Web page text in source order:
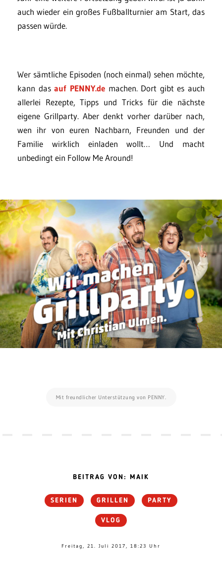
auch wieder ein großes Fußballturnier am Start, das
passen würde.
Wer sämtliche Episoden (noch einmal) sehen möchte,
kann dasauf PENNY.demachen. Dort gibt es auch
allerlei Rezepte, Tipps und Tricks für die nächste
eigene Grillparty. Aber denkt vorher darüber nach,
wen ihr von euren Nachbarn, Freunden und der
Familie wirklich einladen wollt… Und macht
unbedingt ein Follow Me Around!
Mit freundlicher Unterstützung von PENNY.
BEITRAG VON: MAIK
SERIEN GRILLEN PARTY
VLOG
Freitag, 21. Juli 2017, 18:23 Uhr